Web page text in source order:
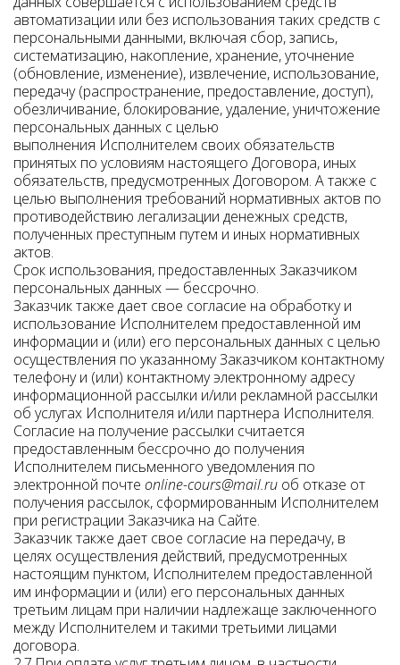
автоматизации или без использования таких средств с
персональными данными, включая сбор, запись,
систематизацию, накопление, хранение, уточнение
(обновление, изменение), извлечение, использование,
передачу (распространение, предоставление, доступ),
обезличивание, блокирование, удаление, уничтожение
персональных данных с целью
выполнения Исполнителем своих обязательств
принятых по условиям настоящего Договора, иных
обязательств, предусмотренных Договором. А также с
целью выполнения требований нормативных актов по
противодействию легализации денежных средств,
полученных преступным путем и иных нормативных
актов.
Срок использования, предоставленных Заказчиком
персональных данных — бессрочно.
Заказчик также дает свое согласие на обработку и
использование Исполнителем предоставленной им
информации и (или) его персональных данных с целью
осуществления по указанному Заказчиком контактному
телефону и (или) контактному электронному адресу
информационной рассылки и/или рекламной рассылки
об услугах Исполнителя и/или партнера Исполнителя.
Согласие на получение рассылки считается
предоставленным бессрочно до получения
Исполнителем письменного уведомления по
электронной почте online-cours@mail.ru об отказе от
получения рассылок, сформированным Исполнителем
при регистрации Заказчика на Сайте.
Заказчик также дает свое согласие на передачу, в
целях осуществления действий, предусмотренных
настоящим пунктом, Исполнителем предоставленной
им информации и (или) его персональных данных
третьим лицам при наличии надлежаще заключенного
между Исполнителем и такими третьими лицами
договора.